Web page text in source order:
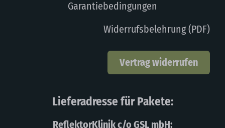
Lieferadresse für Pakete:
ReflektorKlinik c/o GSL mbH:
Garantiebedingungen
Widerrufsbelehrung (PDF)
Vertrag widerrufen